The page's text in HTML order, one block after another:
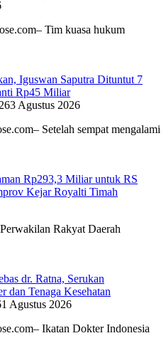
Tim kuasa hukum
Iguswan Saputra Dituntut 7
Rp45 Miliar
3 Agustus 2026
Setelah sempat mengalami
Rp293,3 Miliar untuk RS
Kejar Royalti Timah
Rakyat Daerah
dr. Ratna, Serukan
dan Tenaga Kesehatan
1 Agustus 2026
Ikatan Dokter Indonesia